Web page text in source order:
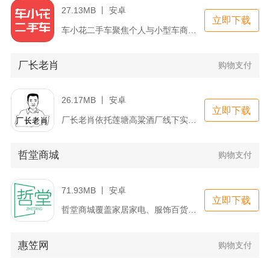
27.13MB 丨 安卓
车小花二手车聚焦个人与小型车商二手车线上交易，覆盖买车、卖车...
立即下载
厂长老肖 购物支付
26.17MB 丨 安卓
立即下载
哲堂商城 购物支付
71.93MB 丨 安卓
哲堂商城覆盖家居家电、服饰百货、食品日用、数码五金等多品类商...
立即下载
惠笠网 购物支付